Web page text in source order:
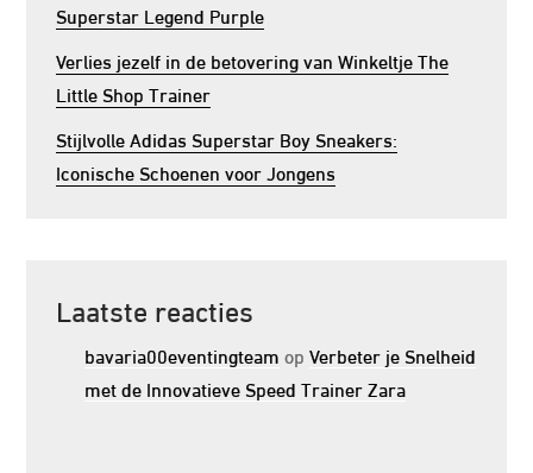
Superstar Legend Purple
Verlies jezelf in de betovering van Winkeltje The
Little Shop Trainer
Stijlvolle Adidas Superstar Boy Sneakers:
Iconische Schoenen voor Jongens
Laatste reacties
bavaria00eventingteam opVerbeter je Snelheid
met de Innovatieve Speed Trainer Zara